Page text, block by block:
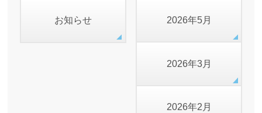
お知らせ 2026年5月
2026年3月
2026年2月